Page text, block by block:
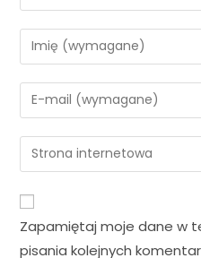
Zapamiętaj moje dane w
pisania kolejnych